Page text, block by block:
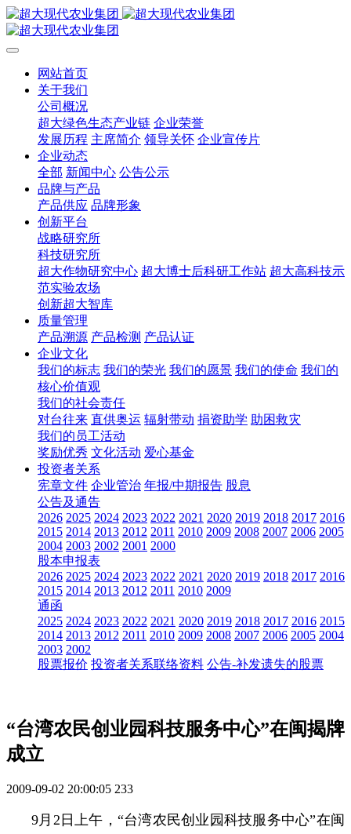
网站首页
关于我们
公司概况
超大绿色生态产业链 企业荣誉
发展历程 主席简介 领导关怀 企业宣传片
企业动态
全部 新闻中心 公告公示
品牌与产品
产品供应 品牌形象
创新平台
战略研究所
科技研究所
超大作物研究中心 超大博士后科研工作站 超大高科技示
范实验农场
创新超大智库
质量管理
产品溯源 产品检测 产品认证
企业文化
我们的标志 我们的荣光 我们的愿景 我们的使命 我们的
核心价值观
我们的社会责任
对台往来 直供奥运 辐射带动 捐资助学 助困救灾
我们的员工活动
奖励优秀 文化活动 爱心基金
投资者关系
宪章文件 企业管治 年报/中期报告 股息
公告及通告
2026 2025 2024 2023 2022 2021 2020 2019 2018 2017 2016
2015 2014 2013 2012 2011 2010 2009 2008 2007 2006 2005
2004 2003 2002 2001 2000
股本申报表
2026 2025 2024 2023 2022 2021 2020 2019 2018 2017 2016
2015 2014 2013 2012 2011 2010 2009
通函
2025 2024 2023 2022 2021 2020 2019 2018 2017 2016 2015
2014 2013 2012 2011 2010 2009 2008 2007 2006 2005 2004
2003 2002
股票报价 投资者关系联络资料 公告-补发遗失的股票
“台湾农民创业园科技服务中心”在闽揭牌
成立
2009-09-02 20:00:05 233
9月2日上午，“台湾农民创业园科技服务中心”在闽